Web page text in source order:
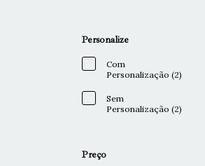
Personalize
Com
Personalização (2)
Sem
Personalização (2)
Preço